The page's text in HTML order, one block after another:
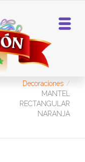
Home
Decoraciones
MANTEL
RECTANGULAR
NARANJA